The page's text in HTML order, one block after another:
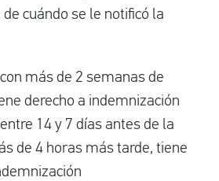
cuándo se le notificó la
más de 2 semanas de
derecho a indemnización
14 y 7 días antes de la
de 4 horas más tarde, tiene